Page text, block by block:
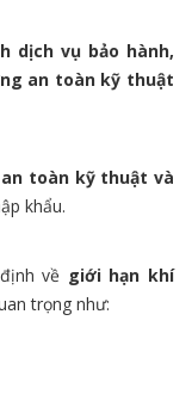
dịch vụ bảo hành,
an toàn kỹ thuật
toàn kỹ thuật và
khẩu.
về giới hạn khí
trọng như: